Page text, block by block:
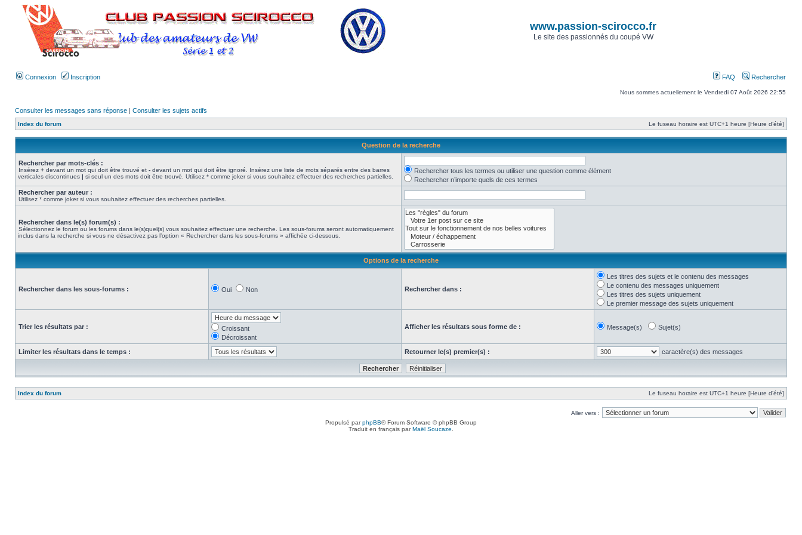
www.passion-scirocco.fr
Le site des passionnés du coupé VW
Connexion Inscription FAQ Rechercher
Nous sommes actuellement le Vendredi 07 Août 2026 22:55
Consulter les messages sans réponse | Consulter les sujets actifs
Index du forum Le fuseau horaire est UTC+1 heure [Heure d’été]
Question de la recherche
Rechercher par mots-clés :
Insérez + devant un mot qui doit être trouvé et - devant un mot qui doit être ignoré. Insérez une liste de mots séparés entre des barres
verticales discontinues | si seul un des mots doit être trouvé. Utilisez * comme joker si vous souhaitez effectuer des recherches partielles.
Rechercher tous les termes ou utiliser une question comme élément
Rechercher n’importe quels de ces termes
Rechercher par auteur :
Utilisez * comme joker si vous souhaitez effectuer des recherches partielles.
Rechercher dans le(s) forum(s) :
Sélectionnez le forum ou les forums dans le(s)quel(s) vous souhaitez effectuer une recherche. Les sous-forums seront automatiquement
inclus dans la recherche si vous ne désactivez pas l’option « Rechercher dans les sous-forums » affichée ci-dessous.
Options de la recherche
Rechercher dans les sous-forums : Oui Non Rechercher dans :
Les titres des sujets et le contenu des messages
Le contenu des messages uniquement
Les titres des sujets uniquement
Le premier message des sujets uniquement
Trier les résultats par :
Croissant
Décroissant
Afficher les résultats sous forme de : Message(s) Sujet(s)
Limiter les résultats dans le temps : Retourner le(s) premier(s) : caractère(s) des messages
Index du forum Le fuseau horaire est UTC+1 heure [Heure d’été]
Aller vers :
Propulsé parphpBB® Forum Software © phpBB Group
Traduit en français parMaël Soucaze